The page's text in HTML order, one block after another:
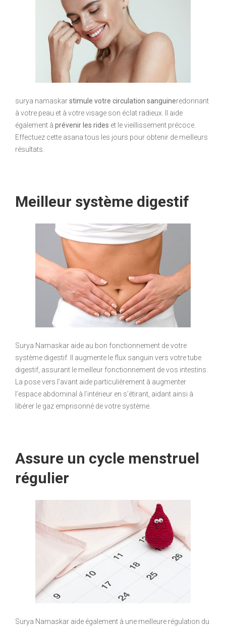
surya namaskarstimule votre circulation sanguineredonnant
à votre peau et à votre visage son éclat radieux. Il aide
également à prévenir les rides et le vieillissement précoce.
Effectuez cette asana tous les jours pour obtenir de meilleurs
résultats.
Meilleur système digestif
Surya Namaskar aide au bon fonctionnement de votre
système digestif. Il augmente le flux sanguin vers votre tube
digestif, assurant le meilleur fonctionnement de vos intestins.
La pose vers l’avant aide particulièrement à augmenter
l’espace abdominal à l’intérieur en s’étirant, aidant ainsi à
libérer le gaz emprisonné de votre système.
Assure un cycle menstruel
régulier
Surya Namaskar aide également à une meilleure régulation du